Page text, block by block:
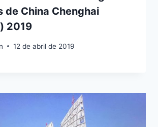
de China Chenghai
2019
12 de abril de 2019